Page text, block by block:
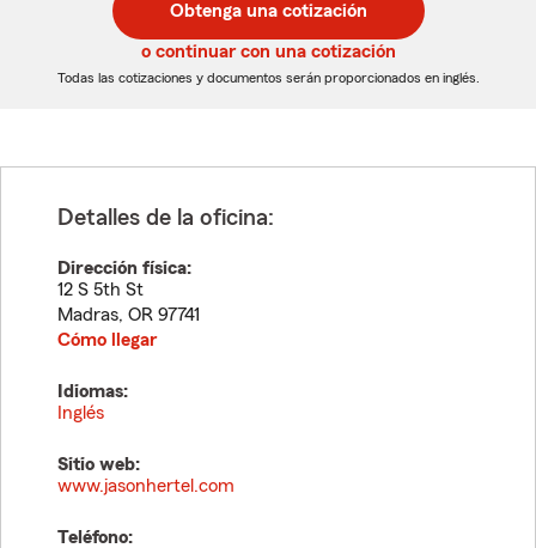
de
5
dígitos
de
5
dígitos
Obtenga una cotización
o continuar con una cotización
Todas las cotizaciones y documentos serán proporcionados en inglés.
Detalles de la oficina:
Dirección física:
12 S 5th St
Madras, OR 97741
Cómo llegar
Idiomas:
Inglés
Sitio web:
www.jasonhertel.com
Teléfono: